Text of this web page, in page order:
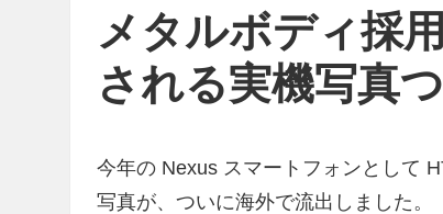
メタルボディ採
される実機写真
今年の Nexus スマートフォンとして
写真が、ついに海外で流出しました。